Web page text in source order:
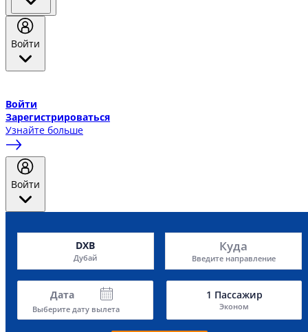
Войти
Войти
Зарегистрироваться
Узнайте больше
Войти
DXB
Дубай
Куда
Введите направление
Дата
Выберите дату вылета
1 Пассажир
Эконом